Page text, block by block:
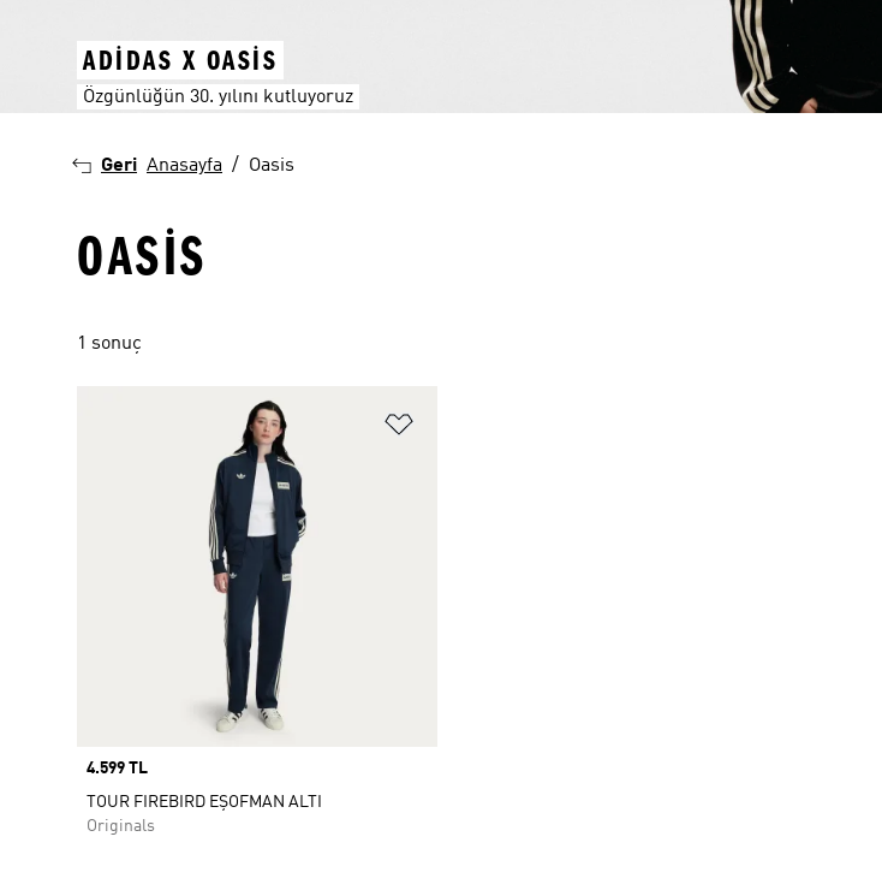
ADIDAS X OASIS
Özgünlüğün 30. yılını kutluyoruz
Geri Anasayfa Oasis
OASIS
1 sonuç
Price
4.599 TL
TOUR FIREBIRD EŞOFMAN ALTI
Originals